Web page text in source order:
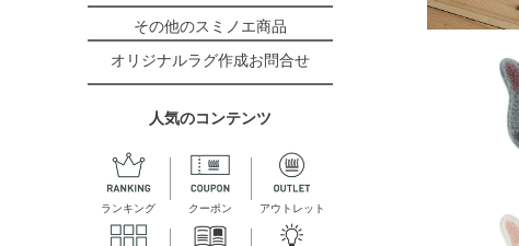
その他のスミノエ商品
オリジナルラグ作成お問合せ
人気のコンテンツ
ランキング クーポン アウトレット